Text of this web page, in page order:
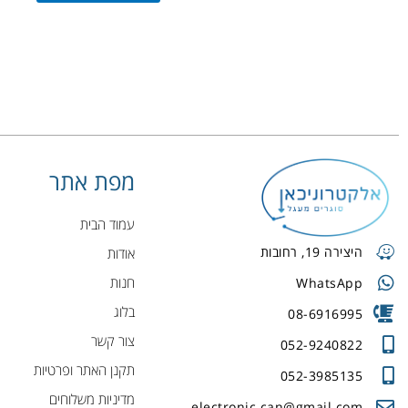
היצירה 19, רחובות
WhatsApp
08-6916995
052-9240822
052-3985135
מפת אתר
עמוד הבית
אודות
חנות
בלוג
צור קשר
תקנן האתר ופרטיות
מדיניות משלוחים